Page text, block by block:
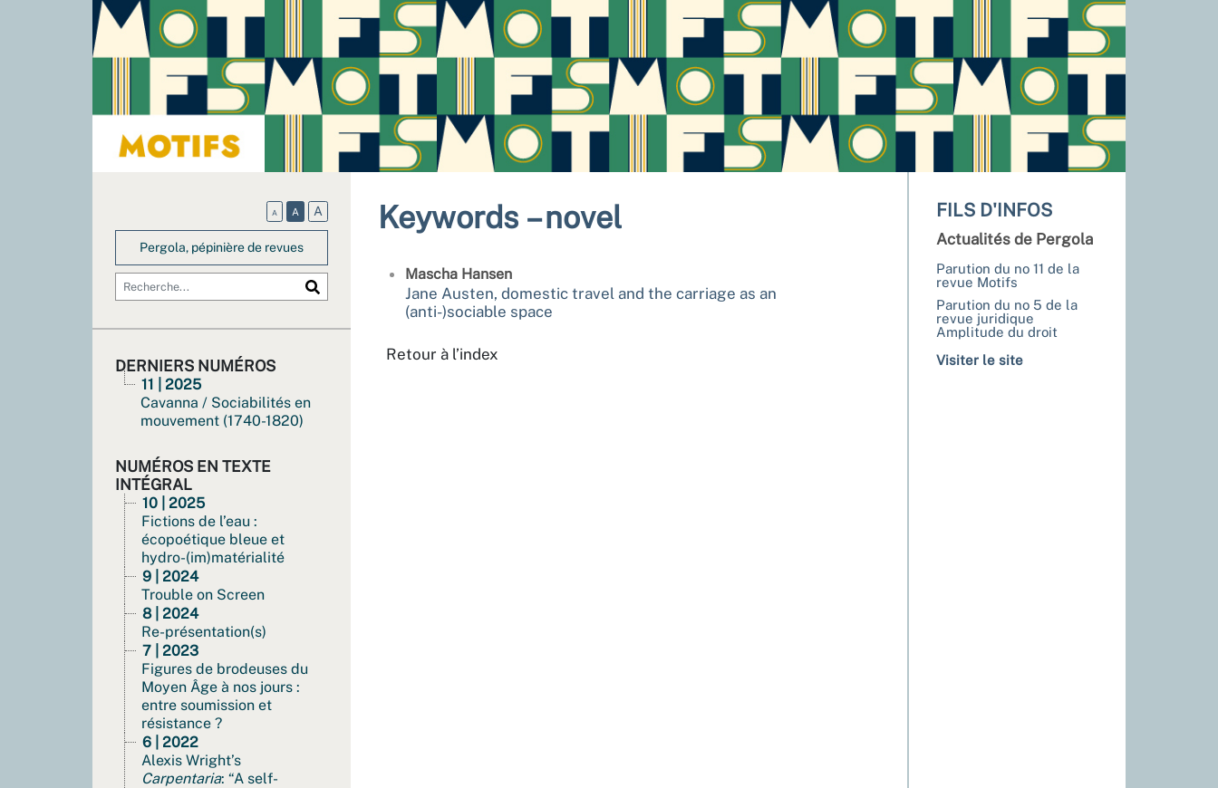
A A A
Pergola, pépinière de revues
DERNIERS NUMÉROS
11 | 2025
Cavanna / Sociabilités en
mouvement (1740-1820)
NUMÉROS EN TEXTE
INTÉGRAL
10 | 2025
Fictions de l’eau :
écopoétique bleue et
hydro-(im)matérialité
9 | 2024
Trouble on Screen
8 | 2024
Re-présentation(s)
7 | 2023
Figures de brodeuses du
Moyen Âge à nos jours :
entre soumission et
résistance ?
6 | 2022
Alexis Wright’s
Carpentaria: “A self-
Keywords – novel
Mascha Hansen
Jane Austen, domestic travel and the carriage as an
(anti-)sociable space
Retour à l’index
FILS D'INFOS
Actualités de Pergola
Parution du no 11 de la
revue Motifs
Parution du no 5 de la
revue juridique
Amplitude du droit
Visiter le site